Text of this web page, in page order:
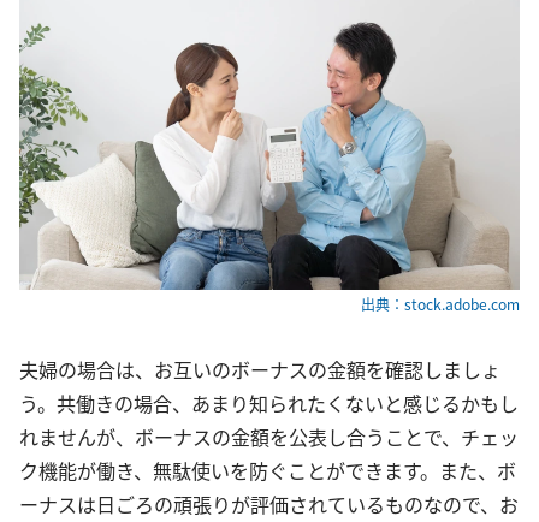
出典：stock.adobe.com
夫婦の場合は、お互いのボーナスの金額を確認しましょ
う。共働きの場合、あまり知られたくないと感じるかもし
れませんが、ボーナスの金額を公表し合うことで、チェッ
ク機能が働き、無駄使いを防ぐことができます。また、ボ
ーナスは日ごろの頑張りが評価されているものなので、お